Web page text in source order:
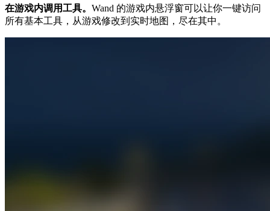
在游戏内调用工具。 Wand 的游戏内悬浮窗可以让你一键访问
所有基本工具，从游戏修改到实时地图，尽在其中。